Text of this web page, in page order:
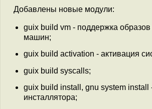
Добавлены новые модули:
guix build vm - поддержка
машин;
guix build activation - активация
guix build syscalls;
guix build install, gnu system install
инсталлятора;